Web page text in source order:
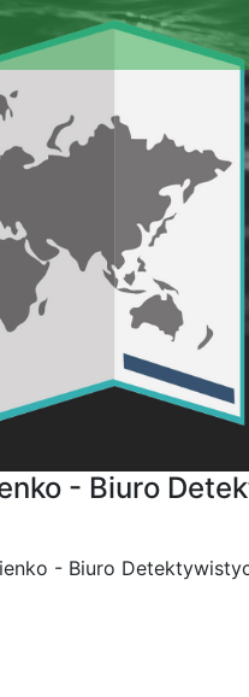
- Biuro
- Biuro